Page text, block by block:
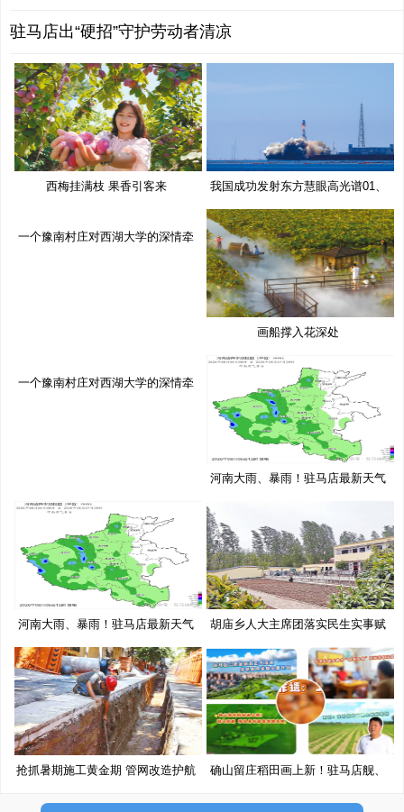
驻马店出“硬招”守护劳动者清凉
西梅挂满枝 果香引客来
我国成功发射东方慧眼高光谱01、
02
一个豫南村庄对西湖大学的深情牵
画船撑入花深处
一个豫南村庄对西湖大学的深情牵
河南大雨、暴雨！驻马店最新天气
河南大雨、暴雨！驻马店最新天气
预
胡庙乡人大主席团落实民生实事赋
能
抢抓暑期施工黄金期 管网改造护航
确山留庄稻田画上新！驻马店舰、